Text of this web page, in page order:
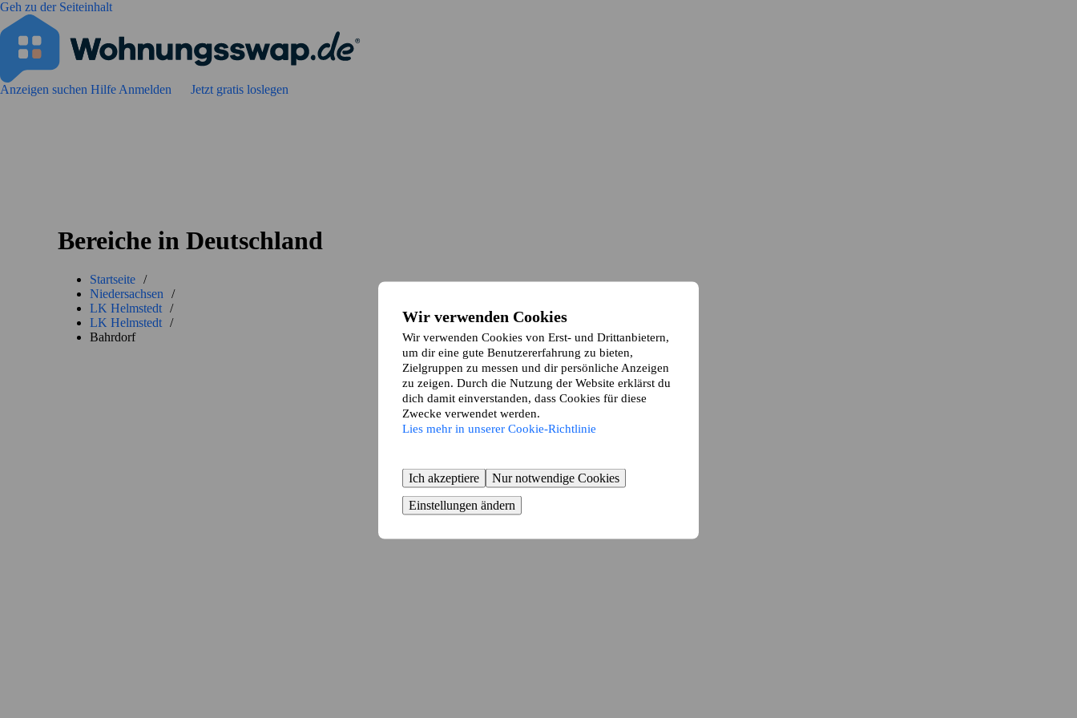
Geh zu der Seiteinhalt
Wir verwenden Cookies
Wir verwenden Cookies von Erst- und Drittanbietern,
um dir eine gute Benutzererfahrung zu bieten,
Zielgruppen zu messen und dir persönliche Anzeigen
zu zeigen. Durch die Nutzung der Website erklärst du
dich damit einverstanden, dass Cookies für diese
Zwecke verwendet werden.
Lies mehr in unserer Cookie-Richtlinie
Ich akzeptiere
Nur notwendige Cookies
Einstellungen ändern
Anzeigen suchen Hilfe Anmelden Jetzt gratis loslegen
Bereiche in Deutschland
Startseite /
Niedersachsen
/
LK Helmstedt /
LK Helmstedt /
Bahrdorf